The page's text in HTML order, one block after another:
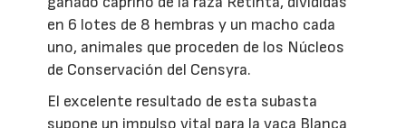
en 6 lotes de 8 hembras y un macho cada
uno, animales que proceden de los Núcleos
de Conservación del Censyra.
El excelente resultado de esta subasta
supone un impulso vital para la vaca Blanca